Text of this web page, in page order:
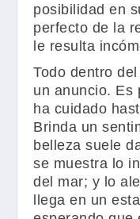
posibilidad en
perfecto de la
le resulta
Todo dentro
un anuncio. Es
ha cuidado
Brinda un
belleza suele
se muestra lo
del mar; y lo
llega en un